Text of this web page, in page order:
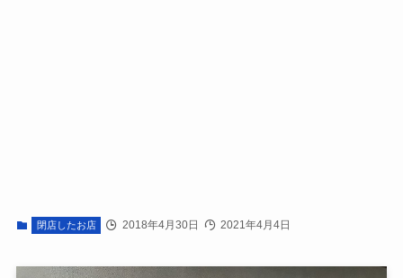
閉店したお店 2018年4月30日 2021年4月4日